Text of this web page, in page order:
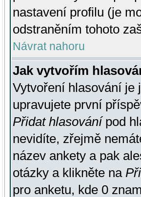
nastavení profilu (je
odstraněním tohoto
Návrat nahoru
Jak vytvořím
Vytvoření hlasování je
upravujete první
Přidat hlasovánípod
nevidíte, zřejmě
název ankety a pak
otázky a klikněte na
pro anketu, kde 0